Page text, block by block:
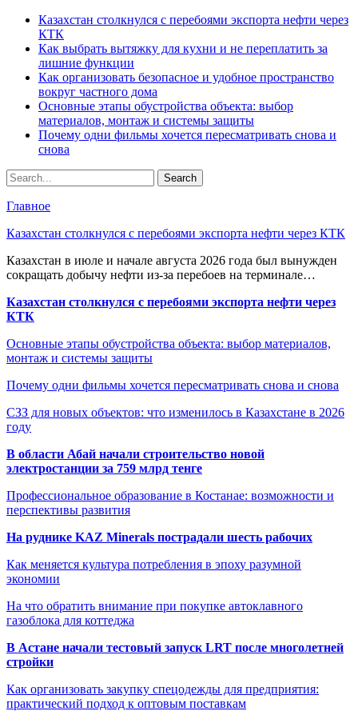
Казахстан столкнулся с перебоями экспорта нефти через
КТК
Как выбрать вытяжку для кухни и не переплатить за
лишние функции
Как организовать безопасное и удобное пространство
вокруг частного дома
Основные этапы обустройства объекта: выбор
материалов, монтаж и системы защиты
Почему одни фильмы хочется пересматривать снова и
снова
Главное
Казахстан столкнулся с перебоями экспорта нефти через КТК
Казахстан в июле и начале августа 2026 года был вынужден
сокращать добычу нефти из-за перебоев на терминале…
Казахстан столкнулся с перебоями экспорта нефти через
КТК
Основные этапы обустройства объекта: выбор материалов,
монтаж и системы защиты
Почему одни фильмы хочется пересматривать снова и снова
СЗЗ для новых объектов: что изменилось в Казахстане в 2026
году
В области Абай начали строительство новой
электростанции за 759 млрд тенге
Профессиональное образование в Костанае: возможности и
перспективы развития
На руднике KAZ Minerals пострадали шесть рабочих
Как меняется культура потребления в эпоху разумной
экономии
На что обратить внимание при покупке автоклавного
газоблока для коттеджа
В Астане начали тестовый запуск LRT после многолетней
стройки
Как организовать закупку спецодежды для предприятия:
практический подход к оптовым поставкам